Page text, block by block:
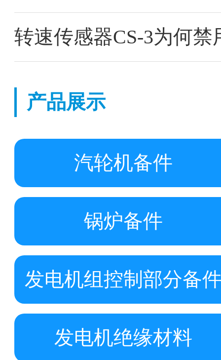
转速传感器CS-3为何
产品展示
汽轮机备件
锅炉备件
发电机组控制部分备
发电机绝缘材料